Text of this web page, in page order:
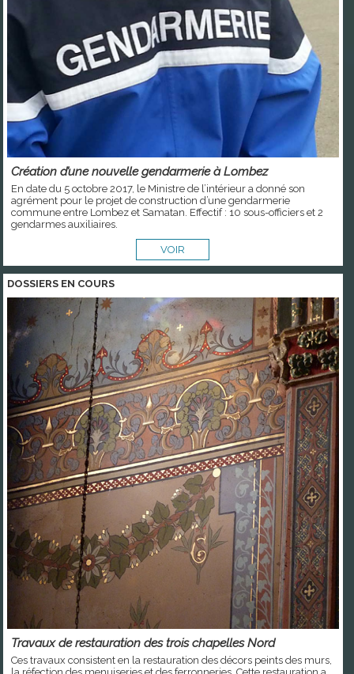
Création d’une nouvelle gendarmerie à Lombez
En date du 5 octobre 2017, le Ministre de l’intérieur a donné son
agrément pour le projet de construction d’une gendarmerie
commune entre Lombez et Samatan. Effectif : 10 sous-officiers et 2
gendarmes auxiliaires.
VOIR
DOSSIERS EN COURS
Travaux de restauration des trois chapelles Nord
Ces travaux consistent en la restauration des décors peints des murs,